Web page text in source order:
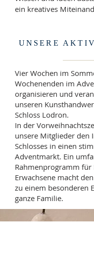
ein kreatives
UNSERE
Vier Wochen im
Wochenenden im
organisieren und
unseren
Schloss Lodron.
In der
unsere Mitglieder den
Schlosses in einen
Adventmarkt. Ein
Rahmenprogramm für
Erwachsene macht
zu einem besonderen
ganze Familie.